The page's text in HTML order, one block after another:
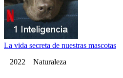
La vida secreta de nuestras mascotas
2022 Naturaleza